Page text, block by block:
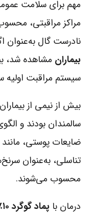
مهم برای سلامت
مراکز مراقبتی،
نادرست گال به‌عنوان
بیماران مشاهده شد،
سیستم مراقبت
بیش از نیمی از
سالمندان بودند و
ضایعات پوستی،
تناسلی، به‌عنوان
محسوب می‌شوند.
درمان با پماد گوگرد ۱۰٪